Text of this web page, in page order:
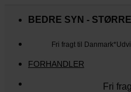
BEDRE SYN -
Fri fragt til Danmark*
FORHANDLER
Fri